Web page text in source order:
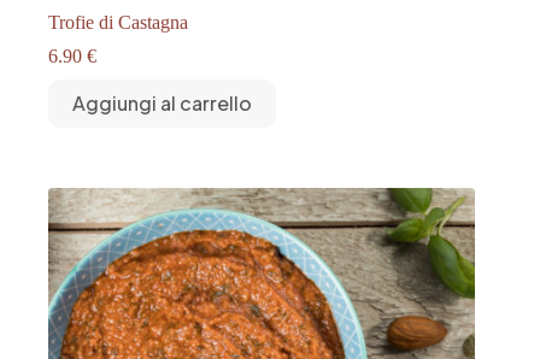
Trofie di Castagna
6.90 €
Aggiungi al carrello